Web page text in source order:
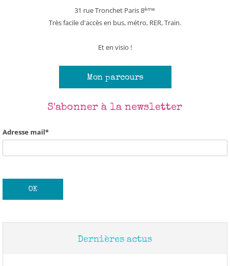
31 rue Tronchet Paris 8ème
Très facile d'accès en bus, métro, RER, Train.
Et en visio !
Mon parcours
S'abonner à la newsletter
Adresse mail*
Dernières actus
Cabinet des Thérapies !
Et hop ! Pour ne rien louper de
inscrivez-vous à ma newsletter.
Adresse mail*